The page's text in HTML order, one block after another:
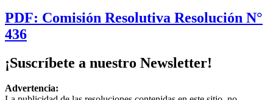
PDF: Comisión Resolutiva Resolución N°
436
¡Suscríbete a nuestro Newsletter!
Advertencia: